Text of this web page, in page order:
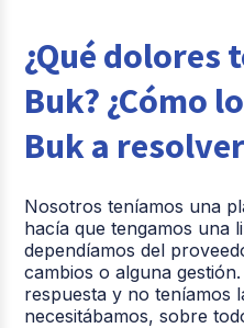
¿Qué dolores
Buk? ¿Cómo
Buk a
Nosotros teníamos una
hacía que tengamos una
dependíamos del
cambios o alguna
respuesta y no teníamos
necesitábamos, sobre